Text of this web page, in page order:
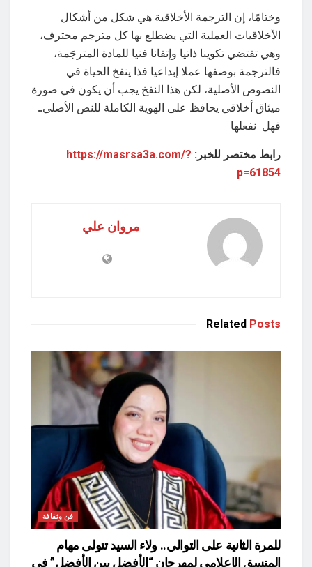
وختامًا، إن الترجمة الأخلاقية هي شكل من أشكال
الأخلاقيات العملية التي يضطلع بها كل مترجم محترف،
وهي تقتضي تكوينا ذاتيا وإتقانا فنيا للمادة المترجَمة،
فالترجمة بوصفها عملا إبداعيا فذا ينفخ الحياة في
النصوص الأصلية، لكن هذا النفخ يجب أن يكون في صورة
ميثاق أخلاقي يحافظ على الهوية الكاملة للنص الأصلي..
فهل نفعلها
رابط مختصر للخبر: https://masrsa3a.com/?
p=61854
مروان علي
Related Posts
فن وثقافة
للمرة الثانية على التوالي.. ولاء السيد تتولى مهام
المنسق الإعلامي لمهرجان “الأفضل بين الأفضل” في